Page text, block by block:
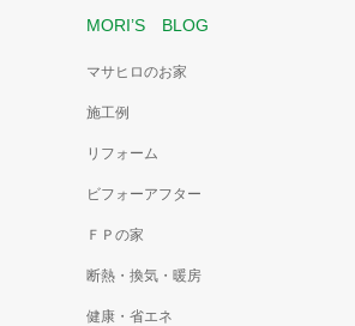
MORI’S BLOG
マサヒロのお家
施工例
リフォーム
ビフォーアフター
ＦＰの家
断熱・換気・暖房
健康・省エネ